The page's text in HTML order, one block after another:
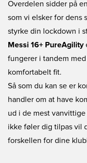
Overdelen sidder på
som vi elsker for dens
styrke din lockdown i
Messi 16+ PureAgility
fungerer i tandem
komfortabelt fit.
Så som du kan se er
handler om at have
ud i de mest
ikke føler dig tilpas vil
forskellen for dine